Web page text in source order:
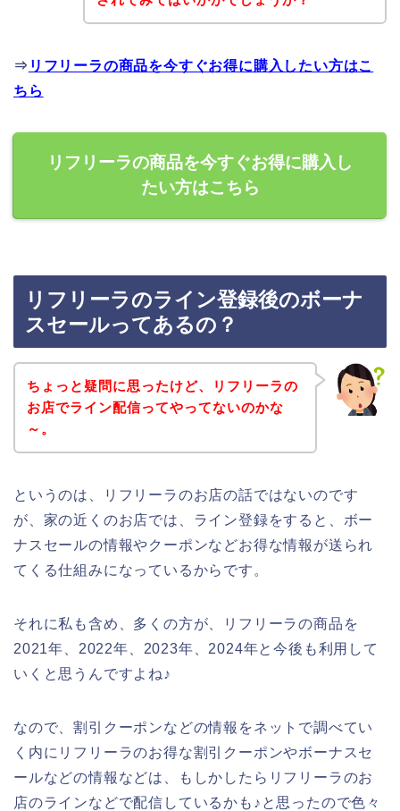
⇒ リフリーラの商品を今すぐお得に購入したい方はこ
ちら
リフリーラの商品を今すぐお得に購入し
たい方はこちら
リフリーラのライン登録後のボーナ
スセールってあるの？
ちょっと疑問に思ったけど、リフリーラの
お店でライン配信ってやってないのかな
～。
というのは、リフリーラのお店の話ではないのです
が、家の近くのお店では、ライン登録をすると、ボー
ナスセールの情報やクーポンなどお得な情報が送られ
てくる仕組みになっているからです。
それに私も含め、多くの方が、リフリーラの商品を
2021年、2022年、2023年、2024年と今後も利用して
いくと思うんですよね♪
なので、割引クーポンなどの情報をネットで調べてい
く内にリフリーラのお得な割引クーポンやボーナスセ
ールなどの情報などは、もしかしたらリフリーラのお
店のラインなどで配信しているかも♪と思ったので色々